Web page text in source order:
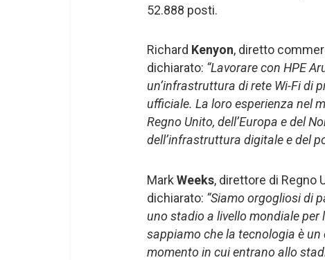
52.888 posti.
Richard Kenyon, diretto
dichiarato: “Lavorare con HPE
un’infrastruttura di rete Wi-Fi di
ufficiale. La loro esperienza nel
Regno Unito, dell’Europa e del
dell’infrastruttura digitale e del
Mark Weeks, direttore di Regno
dichiarato: “Siamo orgogliosi di
uno stadio a livello mondiale per
sappiamo che la tecnologia è
momento in cui entrano allo